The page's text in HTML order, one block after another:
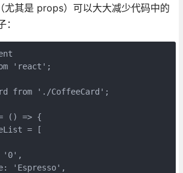
尤其是 props）可以大大减少代码中的
'react';
from './CoffeeCard';
= () => {
= [
'Espresso',